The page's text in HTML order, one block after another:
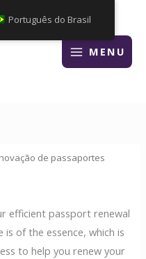
MENU
de passaportes
efficient passport renewal
of the essence, which is
to help you renew your
Português do Brasil